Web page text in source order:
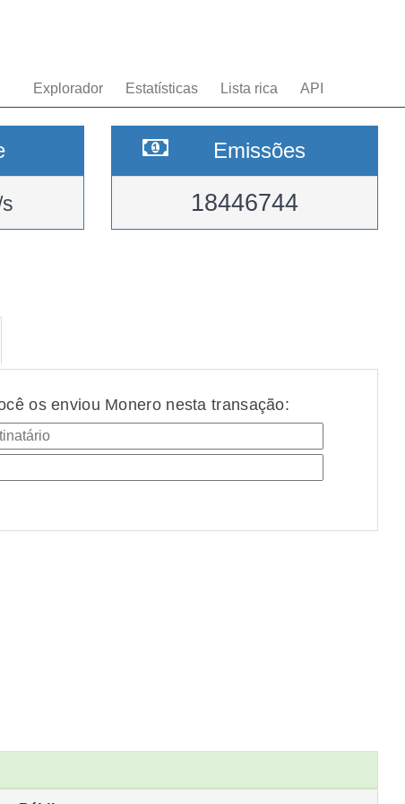
Explorador Estatísticas Lista rica API
Emissões
18446744
os enviou Monero nesta transação: